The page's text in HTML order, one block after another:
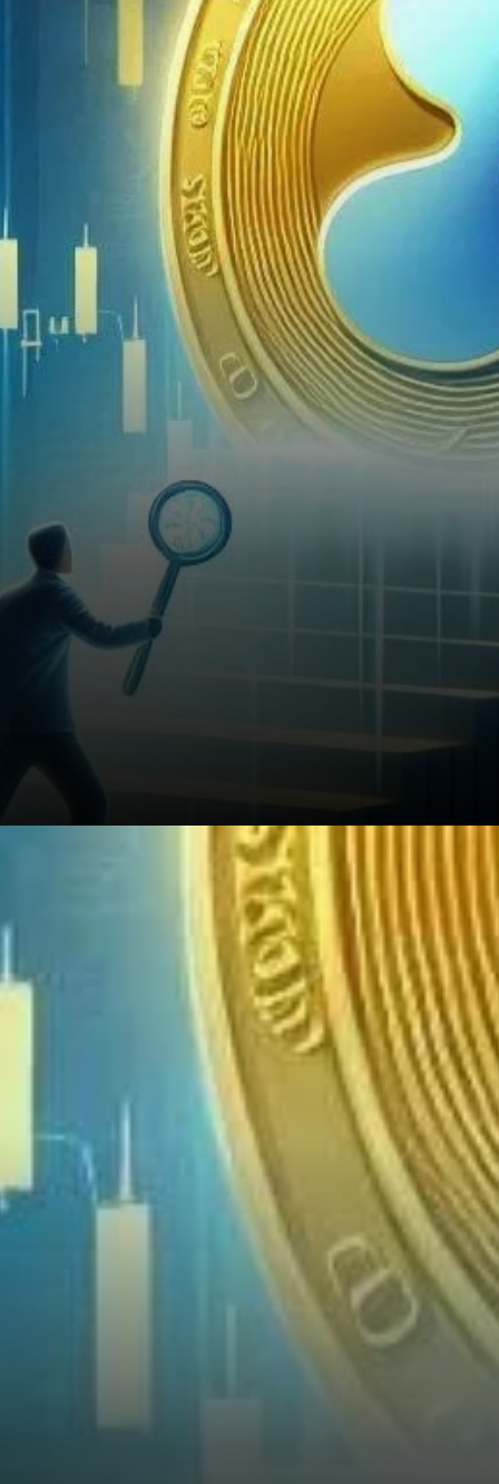
L'importance des ETF crypto
pour les investisseurs
institutionnels Au cœur de la
discussion se trouve
l'importance des ETF crypto
pour démocratiser l'accès aux
actifs numériques,…